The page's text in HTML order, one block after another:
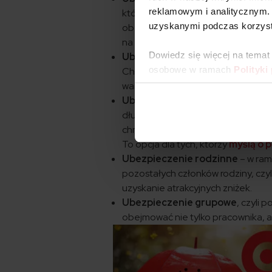
reklamowym i
uzyskanymi podczas
Dowiedz się więcej na
osobowe w ramach Polityki
której celem jest zabezpieczenie
obejmuje koszty leczenia i
na zdrowiu.
Ubezpieczenie szkolne/
Chociaż jest ono dobrowolne,
warunki cenowe. Sprawdź,co
Ubezpieczenie posagowe
długoterminowym
chrzestnych gromadzone są na
To opcja dla tych, którzymyślą o
Ubezpieczenie rodzinne – w
pozostałych członków rodziny,
uzyskanie atrakcyjnych zniżek.
Ubezpieczenie grupowe, czyli
obejmować nie tylko pracownika,